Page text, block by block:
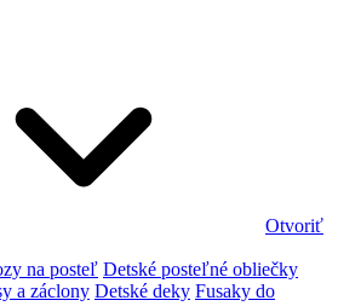
Otvoriť
na posteľ Detské posteľné obliečky
a záclony Detské deky Fusaky do